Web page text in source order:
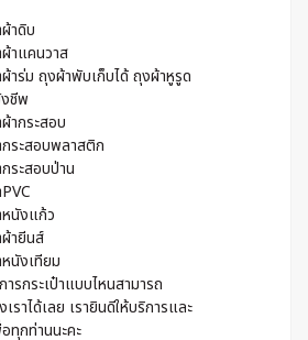
าดิบ
ผ้าแคนวาส
ผ้าร่ม ถุงผ้าพับเก็บได้ ถุงผ้าหูรูด
ชีพ
ากระสอบ
กระสอบพลาสติก
กระสอบป่าน
หนังแก้ว
ผ้ายีนส์
หนังเทียม
รกระเป๋าแบบไหนสามารถ
ราได้เลย เรายินดีให้บริการและ
ทุกท่านนะคะ